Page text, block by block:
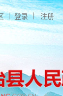
登录 注册